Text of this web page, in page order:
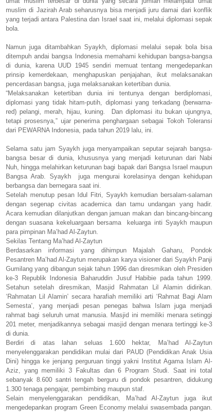
muslim di Jazirah Arab seharusnya bisa menjadi juru damai dari konflik
yang terjadi antara Palestina dan Israel saat ini, melalui diplomasi sepak
bola.
Namun juga ditambahkan Syaykh, diplomasi melalui sepak bola bisa
ditempuh andai bangsa Indonesia memahami kehidupan bangsa-bangsa
di dunia, karena UUD 1945 sendiri memuat tentang mengedepankan
prinsip kemerdekaan, menghapuskan penjajahan, ikut melaksanakan
pencerdasan bangsa, juga melaksanakan ketertiban dunia.
“Melaksanakan ketertiban dunia ini tentunya dengan berdiplomasi,
diplomasi yang tidak hitam-putih, diplomasi yang terkadang (berwarna-
red) pelangi, merah, hijau, kuning. Dan diplomasi itu bukan ujungnya,
tetapi prosesnya,” ujar penerima penghargaan sebagai Tokoh Toleransi
dari PEWARNA Indonesia, pada tahun 2019 lalu, ini.
Selama satu jam Syaykh juga menyampaikan seputar sejarah bangsa-
bangsa besar di dunia, khususnya yang menjadi keturunan dari Nabi
Nuh, hingga melahirkan keturunan bagi bapak dari Bangsa Israel maupun
Bangsa Arab. Syaykh juga mengurai korelasinya dengan kehidupan
berbangsa dan bernegara saat ini.
Setelah menutup pesan Idul Fitri, Syaykh kemudian bersalam-salaman
dengan segenap civitas academica dan tamu undangan yang hadir.
Acara kemudian dilanjutkan dengan jamuan makan dan bincang-bincang
dengan suasana kekeluargaan bersama keluarga inti Syaykh maupun
para pimpinan Ma’had Al-Zaytun.
Sekilas Tentang Ma’had Al-Zaytun
Berdasarkan informasi yang dihimpun Majalah Gaharu, Pondok
Pesantren Ma’had Al-Zaytun merupakan karya visioner dari Syaykh Panji
Gumilang yang dibangun sejak tahun 1996 dan diresmikan oleh Presiden
ke-3 Republik Indonesia Baharuddin Jusuf Habibie pada tahun 1999.
Setahun setelah diresmikan, Masjid Rahmatan Lil Alamin didirikan.
‘Rahmatan Lil Alamin’ secara harafiah memiliki arti ‘Rahmat Bagi Alam
Semesta’, yang menjadi pesan penegas bahwa Islam juga menjadi
rahmat bagi seluruh umat manusia. Masjid ini memiliki menara setinggi
201 meter, menjadikannya sebagai masjid dengan menara tertinggi ke-3
di dunia.
Berdiri di atas lahan seluas 1.600 hektar, Ma’had Al-Zaytun
menyelenggarakan pendidikan mulai dari PAUD (Pendidikan Anak Usia
Dini) hingga ke jenjang perguruan tinggi yakni Institut Agama Islam Al-
Aziz, yang memiliki 3 Fakultas dan 6 Program Studi. Saat ini total
sebanyak 8.600 santri tengah berguru di pondok pesantren, didukung
1.300 tenaga pengajar, pembimbing maupun staf.
Selain menyelenggarakan pendidikan, Ma’had Al-Zaytun juga ikut
mengedepankan program Green Economy melalui swasembada pangan.